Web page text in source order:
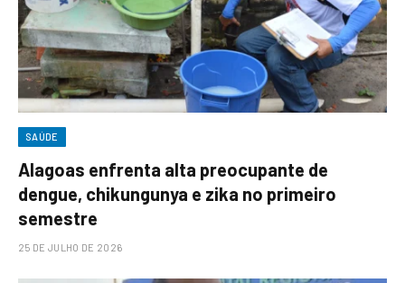
SAÚDE
Alagoas enfrenta alta preocupante de
dengue, chikungunya e zika no primeiro
semestre
25 DE JULHO DE 2026